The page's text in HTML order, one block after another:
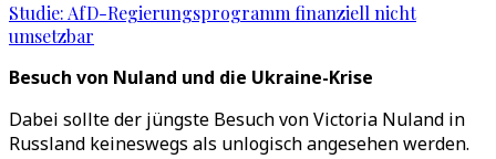
Studie: AfD-Regierungsprogramm finanziell nicht
umsetzbar
Besuch von Nuland und die Ukraine-Krise
Dabei sollte der jüngste Besuch von Victoria Nuland in
Russland keineswegs als unlogisch angesehen werden.